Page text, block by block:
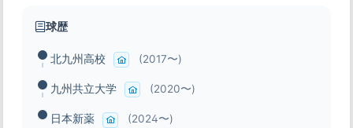
球歴
北九州高校 (2017〜)
九州共立大学 (2020〜)
日本新薬 (2024〜)